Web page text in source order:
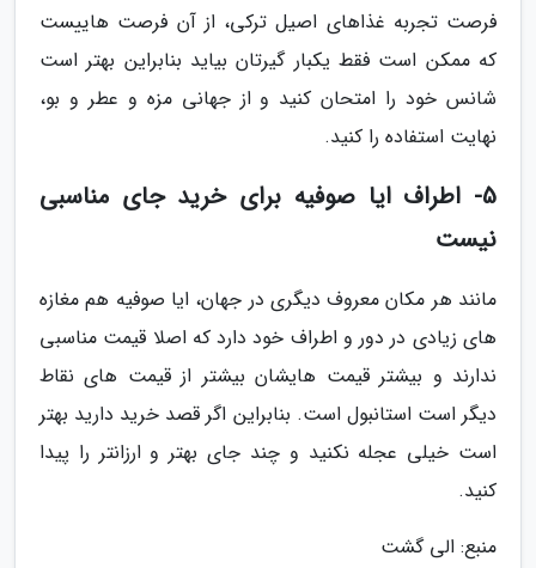
فرصت تجربه غذاهای اصیل ترکی، از آن فرصت هاییست
که ممکن است فقط یکبار گیرتان بیاید بنابراین بهتر است
شانس خود را امتحان کنید و از جهانی مزه و عطر و بو،
نهایت استفاده را کنید.
5- اطراف ایا صوفیه برای خرید جای مناسبی
نیست
مانند هر مکان معروف دیگری در جهان، ایا صوفیه هم مغازه
های زیادی در دور و اطراف خود دارد که اصلا قیمت مناسبی
ندارند و بیشتر قیمت هایشان بیشتر از قیمت های نقاط
دیگر است استانبول است. بنابراین اگر قصد خرید دارید بهتر
است خیلی عجله نکنید و چند جای بهتر و ارزانتر را پیدا
کنید.
منبع: الی گشت